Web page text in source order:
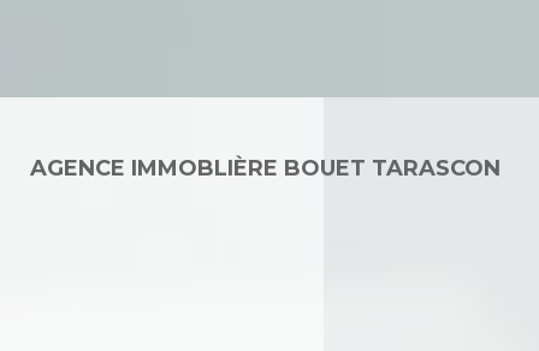
AGENCE IMMOBLIÈRE BOUET TARASCON